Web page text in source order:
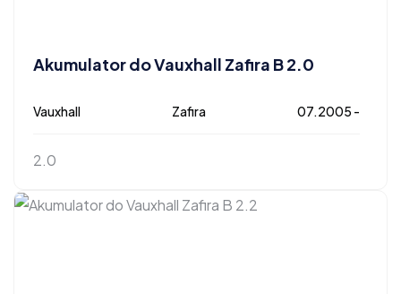
Akumulator do Vauxhall Zafira B 2.0
Vauxhall Zafira 07.2005 -
2.0